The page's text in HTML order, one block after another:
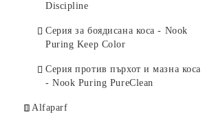
Discipline
Серия за боядисана коса - Nook
Puring Keep Color
Серия против пърхот и мазна коса
- Nook Puring PureClean
Alfaparf